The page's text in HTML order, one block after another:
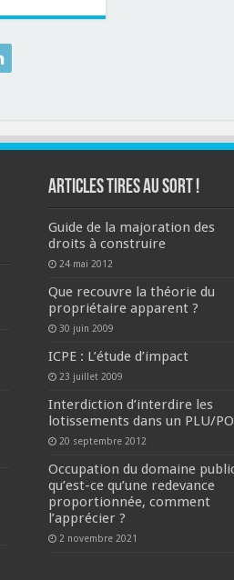
ARTICLES TIRES AU SORT !
Guide de la majoration des
droits à construire
24 mai 2012
Que recouvre la théorie du
propriétaire apparent ?
30 juin 2009
ICPE : L’étude d’impact
23 juillet 2009
Interdiction d’interdire les
lotissements dans un PLU/
20 septembre 2012
Occupation du domaine
qu’est-ce qu’une redevance
proportionnée, comment
l’apprécier ?
2 novembre 2021